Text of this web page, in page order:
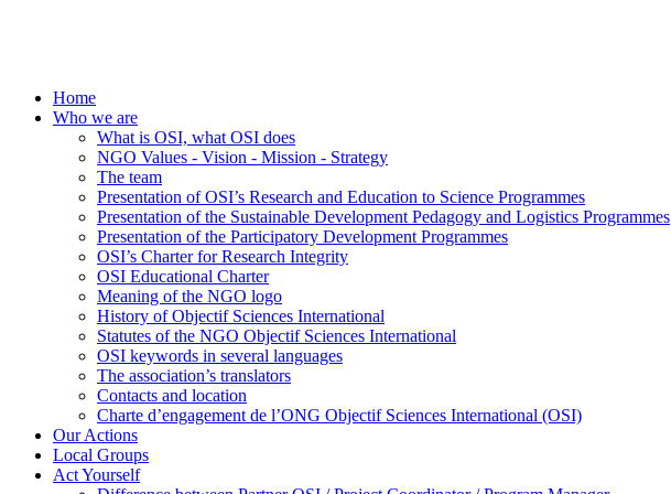
Home
Who we are
What is OSI, what OSI does
NGO Values - Vision - Mission - Strategy
The team
Presentation of OSI’s Research and Education to Science Programmes
Presentation of the Sustainable Development Pedagogy and Logistics Programmes
Presentation of the Participatory Development Programmes
OSI’s Charter for Research Integrity
OSI Educational Charter
Meaning of the NGO logo
History of Objectif Sciences International
Statutes of the NGO Objectif Sciences International
OSI keywords in several languages
The association’s translators
Contacts and location
Charte d’engagement de l’ONG Objectif Sciences International (OSI)
Our Actions
Local Groups
Act Yourself